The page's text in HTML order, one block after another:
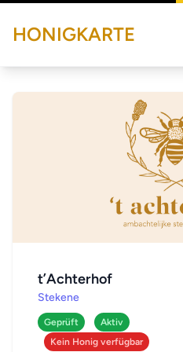
HONIGKARTE
t’Achterhof
Stekene
Geprüft
Aktiv
Kein Honig verfügbar